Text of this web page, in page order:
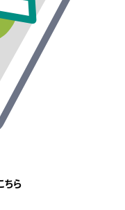
ちら